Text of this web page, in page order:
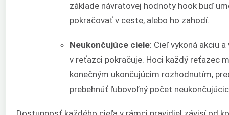
základe návratovej hodnoty hook buď
pokračovať v ceste, alebo ho zahodí.
Neukončujúce ciele: Cieľ vykoná akciu
v reťazci pokračuje. Hoci každý reťazec
konečným ukončujúcim rozhodnutím,
prebehnúť ľubovoľný počet